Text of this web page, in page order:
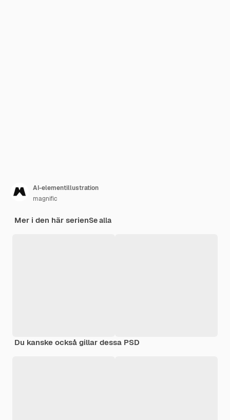
AI-elementillustration
magnific
Mer i den här serienSe alla
Du kanske också gillar dessa PSD